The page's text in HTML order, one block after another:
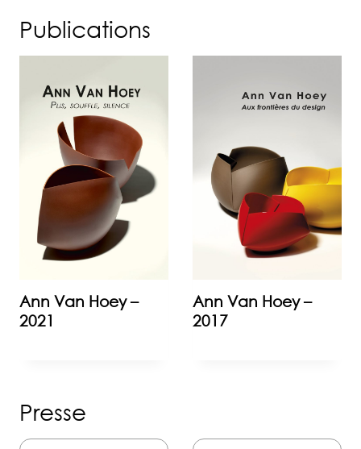
Publications
Ann Van Hoey –
2021
Ann Van Hoey –
2017
Presse